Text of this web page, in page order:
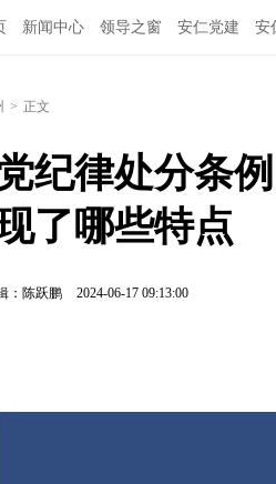
新闻中心 领导之窗 安仁党建 安
> 正文
纪律处分条
了哪些特点
：陈跃鹏 2024-06-17 09:13:00